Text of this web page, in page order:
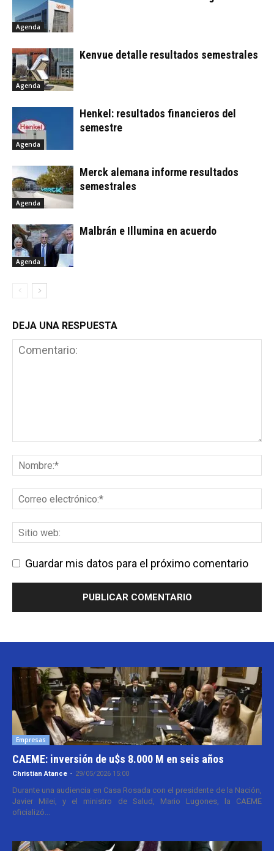
Agenda
Agenda
Kenvue detalle resultados semestrales
Agenda
Henkel: resultados financieros del
semestre
Agenda
Merck alemana informe resultados
semestrales
Agenda
Malbrán e Illumina en acuerdo
DEJA UNA RESPUESTA
Guardar mis datos para el próximo comentario
Empresas
CAEME: inversión de u$s 8.000 M en seis años
Christian Atance - 29/05/2026 15:00
Durante una audiencia en Casa Rosada con el presidente de la Nación,
Javier Milei, y el ministro de Salud, Mario Lugones, la CAEME
oficializó...